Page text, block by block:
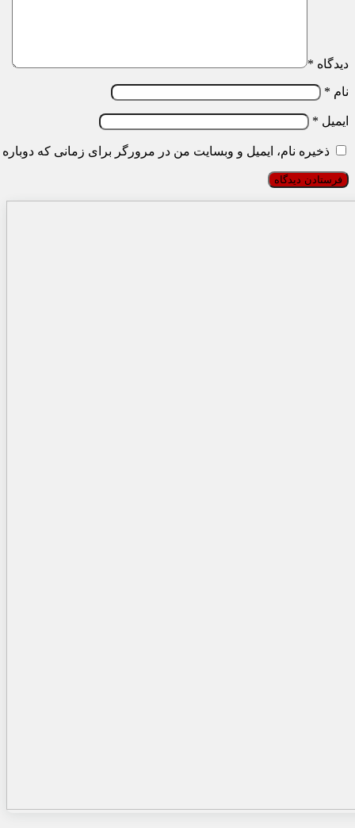
دیدگاه *
نام *
ایمیل *
ذخیره نام، ایمیل و وبسایت من در مرورگر برای زمانی که